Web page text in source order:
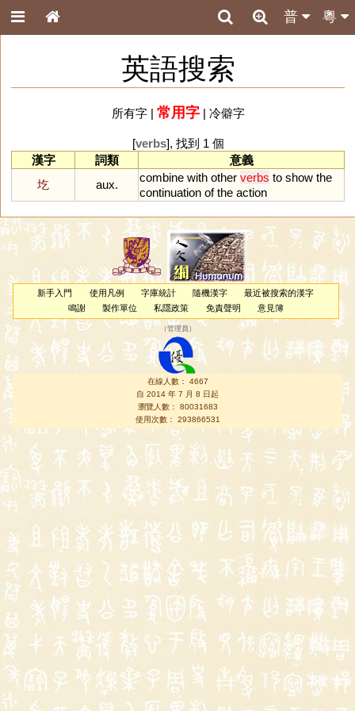
粵
普
英語搜索
所有字| 常用字| 冷僻字
[verbs], 找到 1 個
漢字
詞類
意義
圪
aux.
combine with other verbs to show the
continuation of the action
新手入門 使用凡例 字庫統計 隨機漢字
最近被搜索的漢字
鳴謝
製作單位 私隱政策 免責聲明 意見簿
（管理員 ）
在線人數： 4667
自 2014 年 7 月 8 日起
瀏覽人數： 80031683
使用次數： 293866531